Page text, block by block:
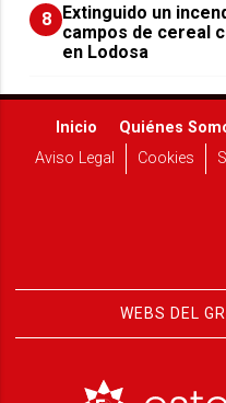
8 Extinguido un
campos de cereal
en Lodosa
Inicio Quiénes
Aviso Legal
Cookies
WEBS DEL